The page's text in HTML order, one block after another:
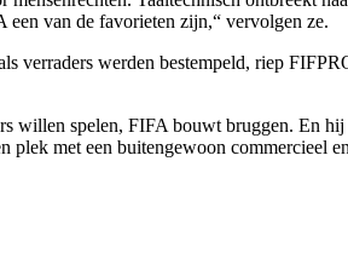
een van de favorieten zijn,“ vervolgen ze.
verraders werden bestempeld, riep
spelen, FIFA bouwt bruggen. En
met een buitengewoon commercieel